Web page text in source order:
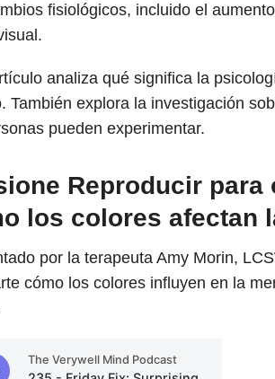
fisiológicos, incluido el
analiza qué significa la
También explora la investigación
pueden experimentar.
Reproducir
los colores afectan
por la terapeuta Amy Morin,
cómo los colores influyen en la